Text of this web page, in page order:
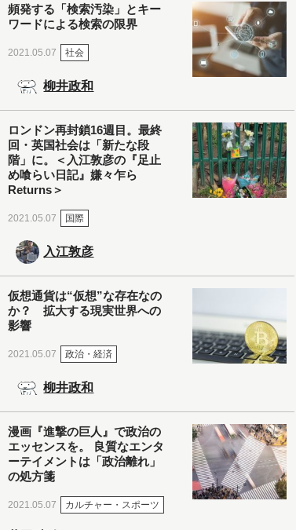
頻発する「検索汚染」とキー
ワードによる検索の限界
2021.05.07 社会
柳井政和
ロンドン再封鎖16週目。最終
回・英国社会は「新たな段
階」に。＜入江敦彦の『足止
め喰らい日記』嫌々乍ら
Returns＞
2021.05.07 国際
入江敦彦
仮想通貨は“仮想”な存在なの
か？ 拡大する現実世界への
影響
2021.05.07 政治・経済
柳井政和
漫画『進撃の巨人』で政治の
エッセンスを。 良質なエンタ
ーテイメントは「政治離れ」
の処方箋
2021.05.07 カルチャー・スポーツ